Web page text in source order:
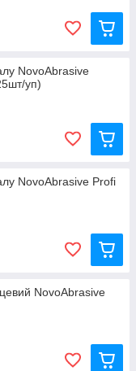
NovoAbrasive
уп)
NovoAbrasive Profi
NovoAbrasive